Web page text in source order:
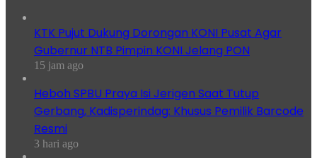
KTK Pujut Dukung Dorongan KONI Pusat Agar
Gubernur NTB Pimpin KONI Jelang PON
15 jam ago
Heboh SPBU Praya Isi Jerigen Saat Tutup
Gerbang, Kadisperindag: Khusus Pemilik Barcode
Resmi
3 hari ago